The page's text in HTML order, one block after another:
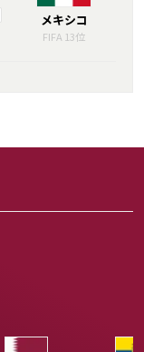
メキシコ
FIFA 13位